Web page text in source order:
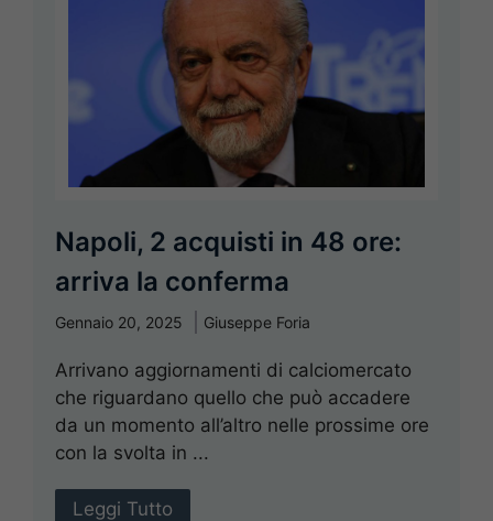
Napoli, 2 acquisti in 48 ore:
arriva la conferma
Gennaio 20, 2025 Giuseppe Foria
Arrivano aggiornamenti di calciomercato
che riguardano quello che può accadere
da un momento all’altro nelle prossime ore
con la svolta in ...
Leggi Tutto